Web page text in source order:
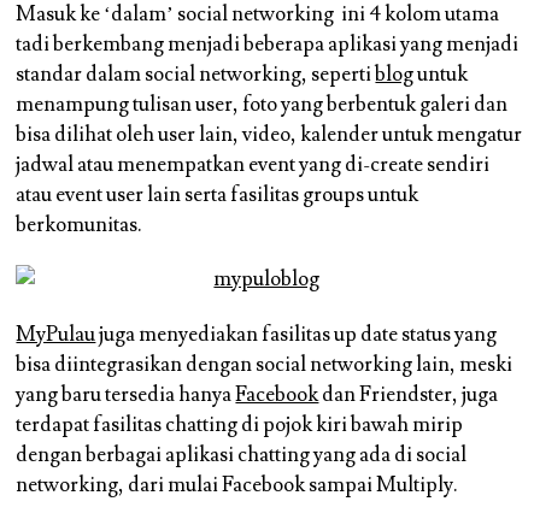
Masuk ke ‘dalam’ social networking ini 4 kolom utama
tadi berkembang menjadi beberapa aplikasi yang menjadi
standar dalam social networking, sepertibloguntuk
menampung tulisan user, foto yang berbentuk galeri dan
bisa dilihat oleh user lain, video, kalender untuk mengatur
jadwal atau menempatkan event yang di-create sendiri
atau event user lain serta fasilitas groups untuk
berkomunitas.
MyPulaujuga menyediakan fasilitas up date status yang
bisa diintegrasikan dengan social networking lain, meski
yang baru tersedia hanyaFacebookdan Friendster, juga
terdapat fasilitas chatting di pojok kiri bawah mirip
dengan berbagai aplikasi chatting yang ada di social
networking, dari mulai Facebook sampai Multiply.